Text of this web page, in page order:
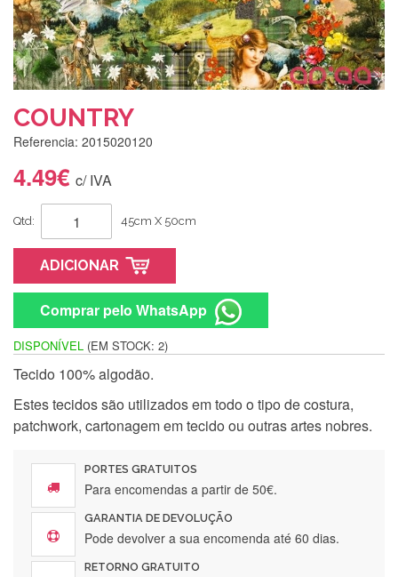
COUNTRY
Referencia: 2015020120
4.49€ c/ IVA
Qtd: 45cm X 50cm
ADICIONAR
Comprar pelo WhatsApp
DISPONÍVEL (EM STOCK: 2)
Tecido 100% algodão.
Estes tecidos são utilizados em todo o tipo de costura,
patchwork, cartonagem em tecido ou outras artes nobres.
PORTES GRATUITOS
Para encomendas a partir de 50€.
GARANTIA DE DEVOLUÇÃO
Pode devolver a sua encomenda até 60 dias.
RETORNO GRATUITO